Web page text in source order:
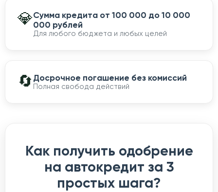
💎Сумма кредита от 100 000 до 10 000
000 рублей
Для любого бюджета и любых целей
🔄 Досрочное погашение без комиссий
Полная свобода действий
Как получить одобрение
на автокредит за 3
простых шага?